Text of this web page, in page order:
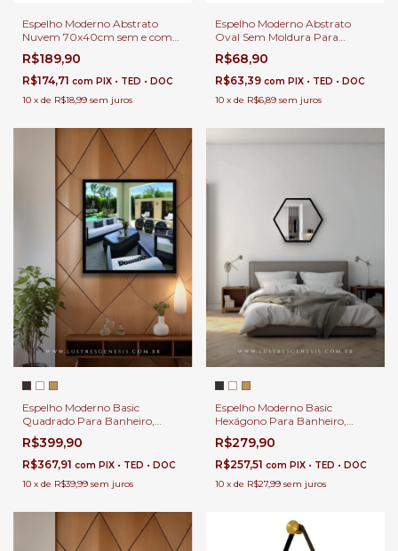
Espelho Moderno Abstrato
Nuvem 70x40cm sem e com
LED Touch Iluminação Indireta
Para Quarto, Salas, Banheiro,
Salão de Beleza e Lojas
R$189,90
R$174,71 com PIX • TED • DOC
10 x de R$18,99 sem juros
Espelho Moderno Abstrato
Oval Sem Moldura Para
Banheiro, Penteadeira, Salão de
Beleza e Lojas
R$68,90
R$63,39 com PIX • TED • DOC
10 x de R$6,89 sem juros
Espelho Moderno Basic
Quadrado Para Banheiro,
Penteadeira, Salão de Beleza e
Lojas
R$399,90
R$367,91 com PIX • TED • DOC
10 x de R$39,99 sem juros
Espelho Moderno Basic
Hexágono Para Banheiro,
Penteadeira, Salão de Beleza e
Lojas
R$279,90
R$257,51 com PIX • TED • DOC
10 x de R$27,99 sem juros